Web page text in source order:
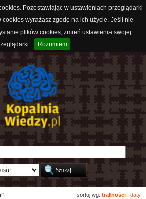
Pozostawiając w ustawieniach przeglądarki
cookies wyrażasz zgodę na ich użycie. Jeśli nie
plików cookies, zmień ustawienia swojej
Rozumiem
sortuj wg: trafności daty